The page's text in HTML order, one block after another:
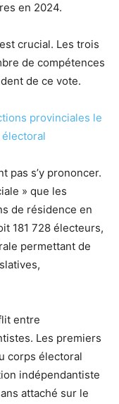
en 2024.
crucial. Les trois
de compétences
de ce vote.
provinciales le
pas s’y prononcer.
» que les
de résidence en
181 728 électeurs,
permettant de
entre
Les premiers
corps électoral
indépendantiste
attaché sur le